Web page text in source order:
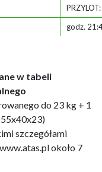
godz.
w tabeli
do 23 kg + 1
szczegółami
około 7